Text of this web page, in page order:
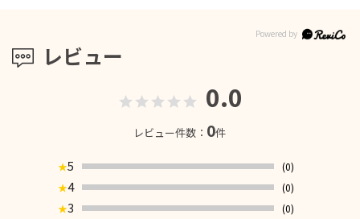
レビュー
0.0
レビュー件数： 0件
★5
(0)
★4
(0)
★3
(0)